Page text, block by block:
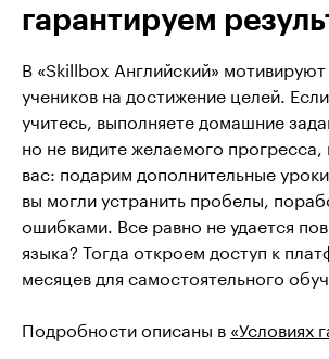
гарантируем
В «Skillbox Английский»
учеников на достижение целей.
учитесь, выполняете домашние
но не видите желаемого
вас: подарим дополнительные
вы могли устранить пробелы,
ошибками. Все равно не удается
языка? Тогда откроем доступ к
месяцев для самостоятельного
Подробности описаны в «Условиях